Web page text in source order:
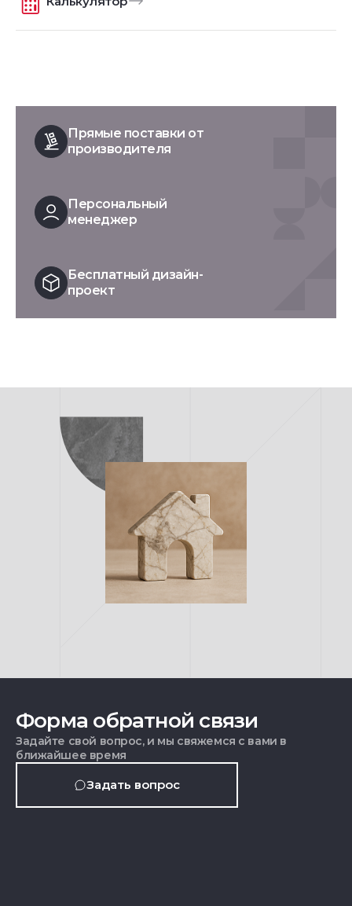
Прямые поставки от
производителя
Персональный
менеджер
Бесплатный дизайн-
проект
Форма обратной связи
Задайте свой вопрос, и мы свяжемся с вами в
ближайшее время
Задать вопрос